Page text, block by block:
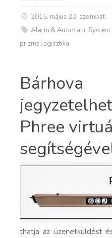
2015. május 23. szombat
Alarm & Automatic
prizma logisztika
Bárhova
Phree
thatja az üzenetküldést